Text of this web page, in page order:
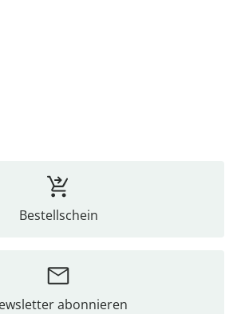
Bestellschein
abonnieren